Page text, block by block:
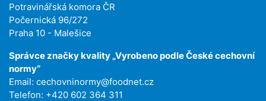
Potravinářská komora ČR
Počernická 96/272
Praha 10 - Malešice
Správce značky kvality „Vyrobeno podle České cechovní
normy“
Email: cechovninormy@foodnet.cz
Telefon: +420 602 364 311